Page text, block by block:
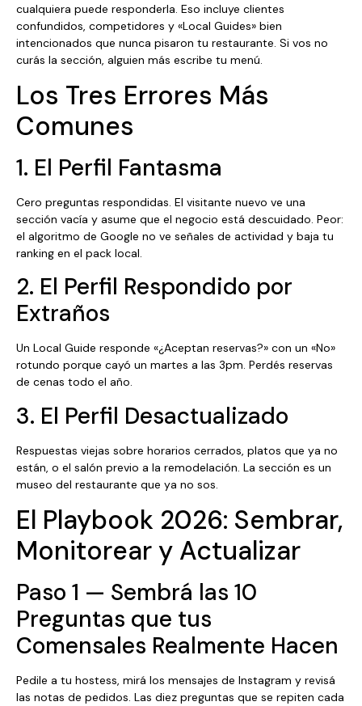
cualquiera puede responderla. Eso incluye clientes
confundidos, competidores y «Local Guides» bien
intencionados que nunca pisaron tu restaurante. Si vos no
curás la sección, alguien más escribe tu menú.
Los Tres Errores Más
Comunes
1. El Perfil Fantasma
Cero preguntas respondidas. El visitante nuevo ve una
sección vacía y asume que el negocio está descuidado. Peor:
el algoritmo de Google no ve señales de actividad y baja tu
ranking en el pack local.
2. El Perfil Respondido por
Extraños
Un Local Guide responde «¿Aceptan reservas?» con un «No»
rotundo porque cayó un martes a las 3pm. Perdés reservas
de cenas todo el año.
3. El Perfil Desactualizado
Respuestas viejas sobre horarios cerrados, platos que ya no
están, o el salón previo a la remodelación. La sección es un
museo del restaurante que ya no sos.
El Playbook 2026: Sembrar,
Monitorear y Actualizar
Paso 1 — Sembrá las 10
Preguntas que tus
Comensales Realmente Hacen
Pedile a tu hostess, mirá los mensajes de Instagram y revisá
las notas de pedidos. Las diez preguntas que se repiten cada